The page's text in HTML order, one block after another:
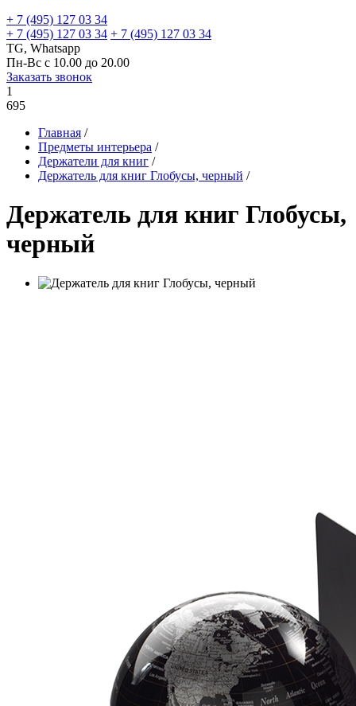
+ 7 (495) 127 03 34
+ 7 (495) 127 03 34 + 7 (495) 127 03 34
TG, Whatsapp
Пн-Вс с 10.00 до 20.00
Заказать звонок
1
695
Главная /
Предметы интерьера /
Держатели для книг /
Держатель для книг Глобусы, черный /
Держатель для книг Глобусы,
черный